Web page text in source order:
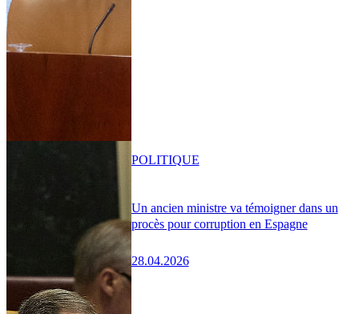
Un ancien ministre va témoigner dans un
procès pour corruption en Espagne
28.04.2026
POLITIQUE